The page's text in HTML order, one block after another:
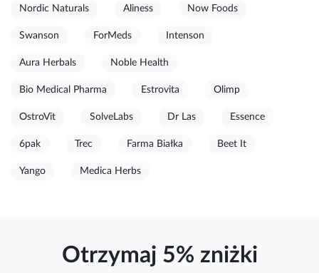
Nordic Naturals Aliness Now Foods
Swanson ForMeds Intenson
Aura Herbals Noble Health
Bio Medical Pharma Estrovita Olimp
OstroVit SolveLabs Dr Las Essence
6pak Trec Farma Białka Beet It
Yango Medica Herbs
Otrzymaj 5% zniżki